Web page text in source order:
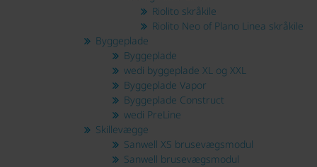
Riolito skråkile
Riolito Neo of Plano Linea skråkile
Byggeplade
Byggeplade
wedi byggeplade XL og XXL
Byggeplade Vapor
Byggeplade Construct
wedi PreLine
Skillevægge
Sanwell XS brusevægsmodul
Sanwell brusevægsmodul